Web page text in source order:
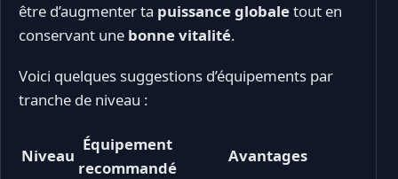
être d’augmenter ta puissance globaletout en
conservant une bonne vitalité.
Voici quelques suggestions d’équipements par
tranche de niveau :
Niveau
Équipement
recommandé
Avantages